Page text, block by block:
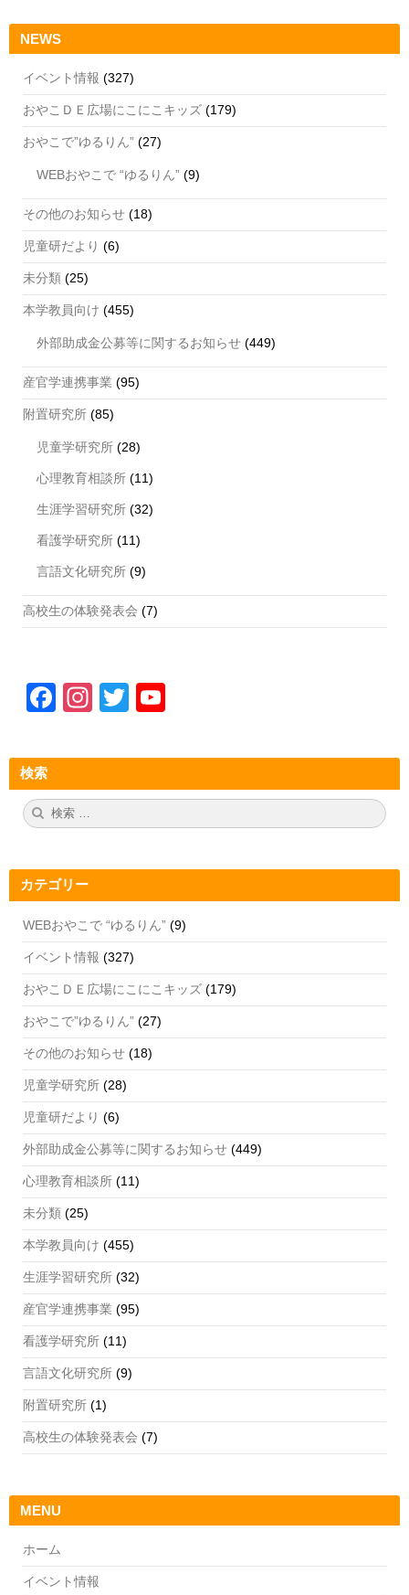
NEWS
イベント情報 (327)
おやこＤＥ広場にこにこキッズ (179)
おやこで”ゆるりん” (27)
WEBおやこで “ゆるりん” (9)
その他のお知らせ (18)
児童研だより (6)
未分類 (25)
本学教員向け (455)
外部助成金公募等に関するお知らせ (449)
産官学連携事業 (95)
附置研究所 (85)
児童学研究所 (28)
心理教育相談所 (11)
生涯学習研究所 (32)
看護学研究所 (11)
言語文化研究所 (9)
高校生の体験発表会 (7)
F
c
e
b
o
k
In
a
gr
T
tt
er
u
T
e
C
h
n
el
検索
検
索:
カテゴリー
WEBおやこで “ゆるりん” (9)
イベント情報 (327)
おやこＤＥ広場にこにこキッズ (179)
おやこで”ゆるりん” (27)
その他のお知らせ (18)
児童学研究所 (28)
児童研だより (6)
外部助成金公募等に関するお知らせ (449)
心理教育相談所 (11)
未分類 (25)
本学教員向け (455)
生涯学習研究所 (32)
産官学連携事業 (95)
看護学研究所 (11)
言語文化研究所 (9)
附置研究所 (1)
高校生の体験発表会 (7)
MENU
ホーム
イベント情報